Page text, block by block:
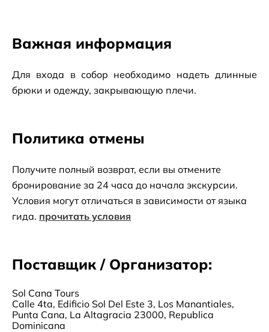
Важная информация
Для входа в собор необходимо надеть длинные
брюки и одежду, закрывающую плечи.
Политика отмены
Получите полный возврат, если вы отмените
бронирование за 24 часа до начала экскурсии.
Условия могут отличаться в зависимости от языка
гида. прочитать условия
Поставщик / Организатор:
Sol Cana Tours
Calle 4ta, Edificio Sol Del Este 3, Los Manantiales,
Punta Cana, La Altagracia 23000, Republica
Dominicana